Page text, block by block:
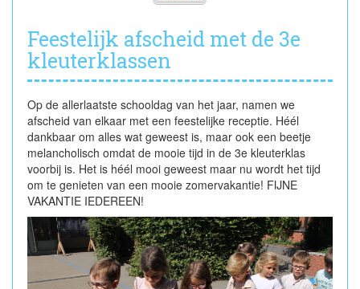
Feestelijk afscheid met de 3e
kleuterklassen
Op de allerlaatste schooldag van het jaar, namen we
afscheid van elkaar met een feestelijke receptie. Héél
dankbaar om alles wat geweest is, maar ook een beetje
melancholisch omdat de mooie tijd in de 3e kleuterklas
voorbij is. Het is héél mooi geweest maar nu wordt het tijd
om te genieten van een mooie zomervakantie! FIJNE
VAKANTIE IEDEREEN!